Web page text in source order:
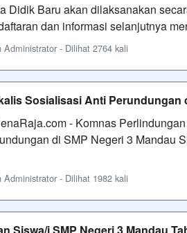
Didik Baru akan dilaksanakan
dan informasi selanjutnya
- Dilihat 2764 kali
Sosialisasi Anti Perundungan
- Komnas
di SMP Negeri 3 Mandau
- Dilihat 1982 kali